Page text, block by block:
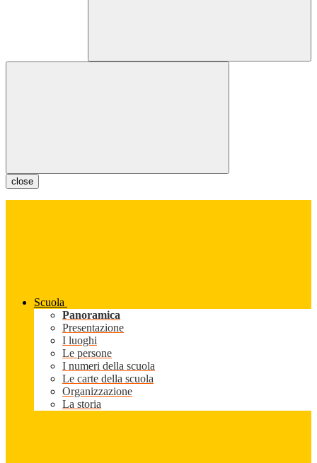
close
Scuola
Panoramica
Presentazione
I luoghi
Le persone
I numeri della scuola
Le carte della scuola
Organizzazione
La storia